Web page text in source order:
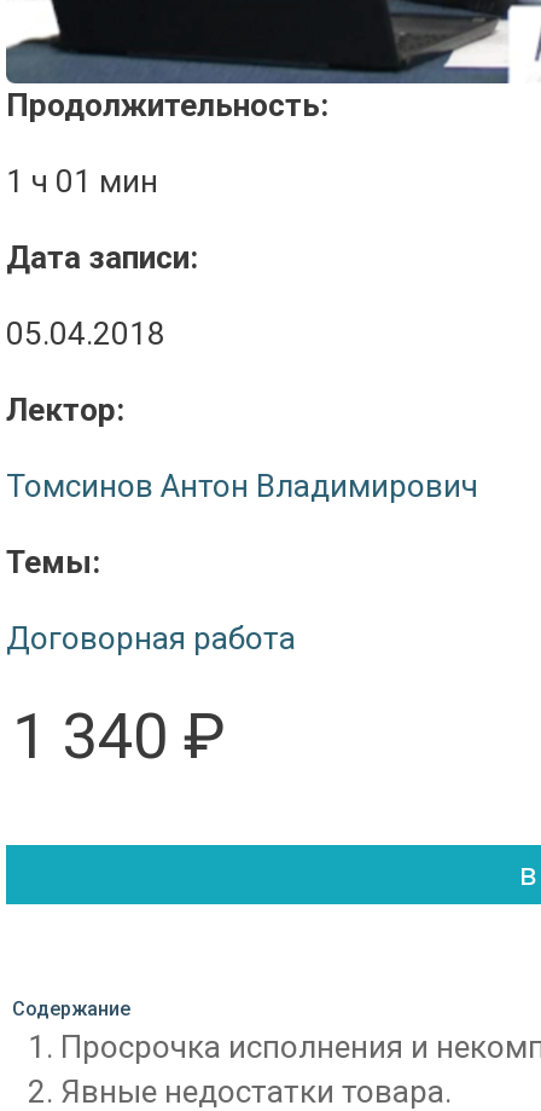
Продолжительность:
1 ч 01 мин
Дата записи:
05.04.2018
Лектор:
Томсинов Антон Владимирович
Темы:
Договорная работа
1 340 ₽
Содержание
Просрочка исполнения и
Явные недостатки товара.